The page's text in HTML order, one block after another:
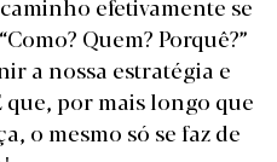
Quem? Porquê?”
a nossa estratégia e
que, por mais longo que
o mesmo só se faz de